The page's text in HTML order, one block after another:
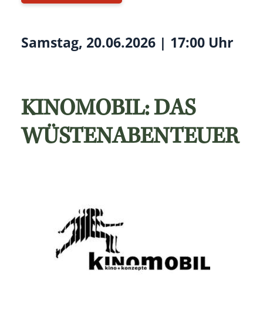
Samstag, 20.06.2026 | 17:00 Uhr
KINOMOBIL: DAS
WÜSTENABENTEUER